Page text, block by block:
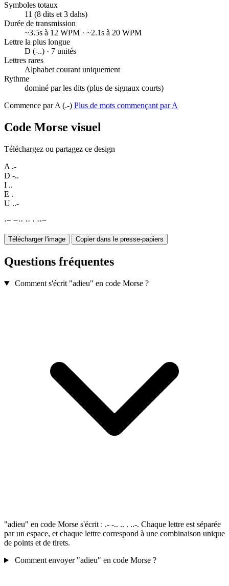
Symboles totaux
11 (8 dits et 3 dahs)
Durée de transmission
~3.5s à 12 WPM · ~2.1s à 20 WPM
Lettre la plus longue
D (-..) · 7 unités
Lettres rares
Alphabet courant uniquement
Rythme
dominé par les dits (plus de signaux courts)
Commence par A (.-) Plus de mots commençant par A
Code Morse visuel
Téléchargez ou partagez ce design
A .-
D -..
I ..
E .
U ..-
·− −·· ·· · ··−
Télécharger l'image Copier dans le presse-papiers
Questions fréquentes
Comment s'écrit "adieu" en code Morse ?
"adieu" en code Morse s'écrit : .- -.. .. . ..-. Chaque lettre est séparée
par un espace, et chaque lettre correspond à une combinaison unique
de points et de tirets.
Comment envoyer "adieu" en code Morse ?